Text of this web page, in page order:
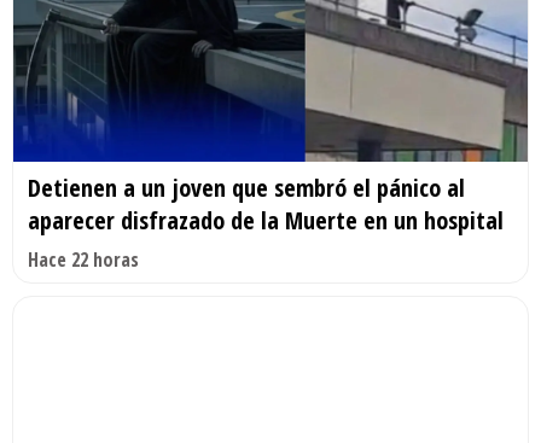
Detienen a un joven que sembró el pánico al
aparecer disfrazado de la Muerte en un hospital
Hace 22 horas